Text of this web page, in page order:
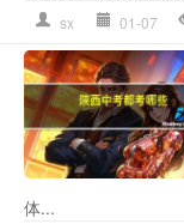
sx 01-07
体...